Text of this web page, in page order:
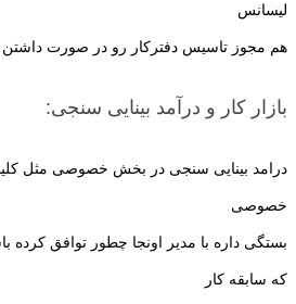
لیسانس
هم مجوز تاسیس دفترکار رو در صورت داشتن
بازار کار و درآمد بینایی سنجی:
درامد بینایی سنجی در بخش خصوصی مثل
خصوصی
بستگی داره با مدیر اونجا چطور توافق کرده
که سابقه کار